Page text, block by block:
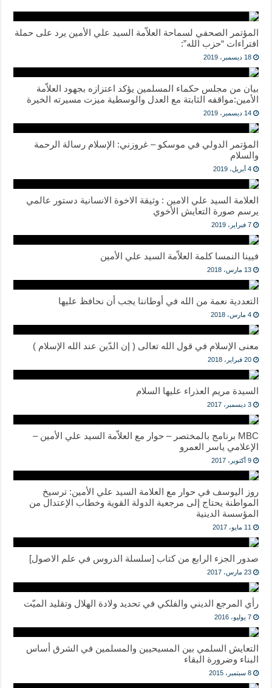
المؤتمر الصحفي لسماحة العلاّمة السيد علي الأمين يرد على حملة
افتراءات “حزب الله”:
18 ديسمبر، 2019
بيان من ‎مجلس حكماء المسلمين يؤكد اعتزازه بجهود العلاّمة
الأمين:مواقفه الثابتة مع العدل والوسطية ميزت مسيرته الخيرة
14 ديسمبر، 2019
المؤتمر الدولي في موسكو – غروزني: الإسلام رسالة الرحمة
والسلام
4 أبريل، 2019
العلامة السيد علي الامين : وثيقة الاخوة الانسانية دستور عالمي
يرسم صورة التعايش الأخوي
7 فبراير، 2019
فيينا النمسا كلمة العلاّمة السيد علي الأمين
13 مارس، 2018
التعددية نعمة من الله في أوطاننا يجب أن نحافظ عليها
4 مارس، 2018
معنى الإسلام في قول الله تعالى ( إن الدّين عند الله الإسلام )
20 فبراير، 2018
السيدة مريم العذراء عليها السلام
3 ديسمبر، 2017
MBC برنامج بالمختصر – حوار مع العلاّمة السيد علي الأمين –
الإعلامي ياسر العمرو
9 أكتوبر، 2017
روز اليوسف في حوار مع العلامة السيد علي الأمين: ترسيخ
المواطنة يحتاج إلى مرجعية الدولة القوية وخطاب الإعتدال من
المؤسسة الدينية
11 مايو، 2017
صدور الجزء الرابع من كتاب [سلسلة الدروس في علم الاصول]
23 مارس، 2017
رأي المرجع الديني والفلكي في تحديد ولادة الهلال وتقليد الميّت
7 يوليو، 2016
التعايش السلمي بين المسيحيين والمسلمين في الشرق أساس
البناء وضرورة البقاء
8 سبتمبر، 2015